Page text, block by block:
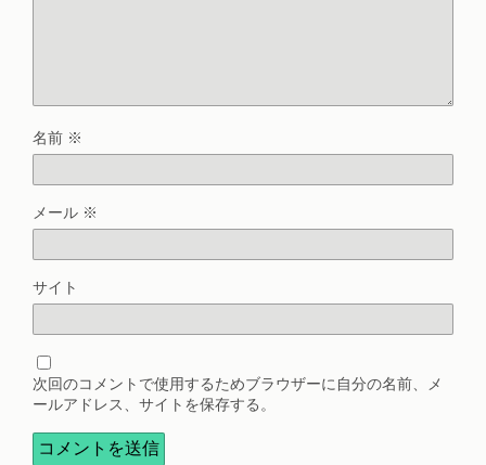
名前 ※
メール ※
サイト
次回のコメントで使用するためブラウザーに自分の名前、メ
ールアドレス、サイトを保存する。